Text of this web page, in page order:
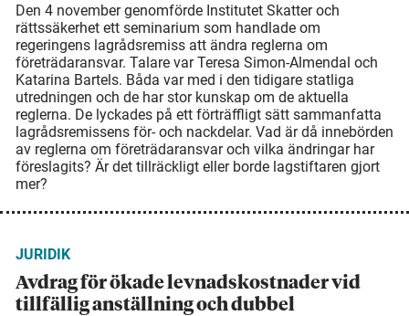
Den 4 november genomförde Institutet Skatter och
rättssäkerhet ett seminarium som handlade om
regeringens lagrådsremiss att ändra reglerna om
företrädaransvar. Talare var Teresa Simon-Almendal och
Katarina Bartels. Båda var med i den tidigare statliga
utredningen och de har stor kunskap om de aktuella
reglerna. De lyckades på ett förträffligt sätt sammanfatta
lagrådsremissens för- och nackdelar. Vad är då innebörden
av reglerna om företrädaransvar och vilka ändringar har
föreslagits? Är det tillräckligt eller borde lagstiftaren gjort
mer?
JURIDIK
Avdrag för ökade levnads­kostnader vid
tillfällig anställning och dubbel